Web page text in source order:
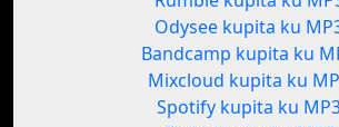
Odysee kupita ku
Bandcamp kupita ku
Mixcloud kupita ku
Spotify kupita ku